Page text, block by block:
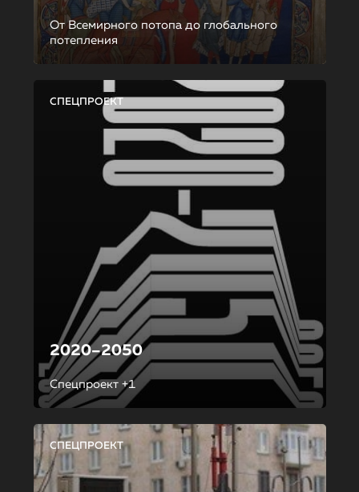
От Всемирного потопа до глобального
потепления
СПЕЦПРОЕКТ
2020–2050
Спецпроект +1
СПЕЦПРОЕКТ